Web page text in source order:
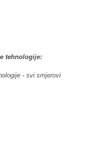
tehnologije:
- svi smjerovi